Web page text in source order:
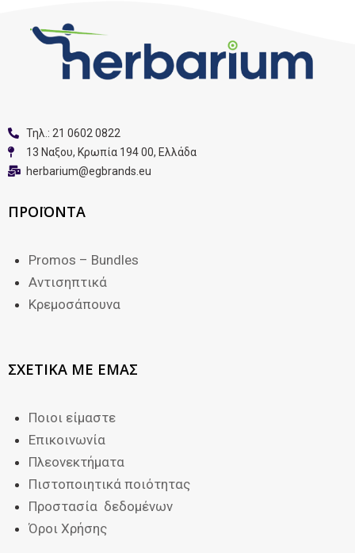
Τηλ.: 21 0602 0822
13 Nαξου, Κρωπία 194 00, Ελλάδα
herbarium@egbrands.eu
ΠΡΟΪΟΝΤΑ
Promos – Bundles
Αντισηπτικά
Κρεμοσάπουνα
ΣΧΕΤΙΚΑ ΜΕ ΕΜΑΣ
Ποιοι είμαστε
Επικοινωνία
Πλεονεκτήματα
Πιστοποιητικά ποιότητας
Προστασία δεδομένων
Όροι Χρήσης